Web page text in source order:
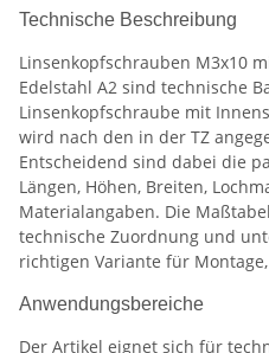
Technische Beschreibung
Linsenkopfschrauben M3x10
Edelstahl A2 sind technische
Linsenkopfschraube mit
wird nach den in der TZ
Entscheidend sind dabei die
Längen, Höhen, Breiten,
Materialangaben. Die
technische Zuordnung und
richtigen Variante für
Anwendungsbereiche
Der Artikel eignet sich für